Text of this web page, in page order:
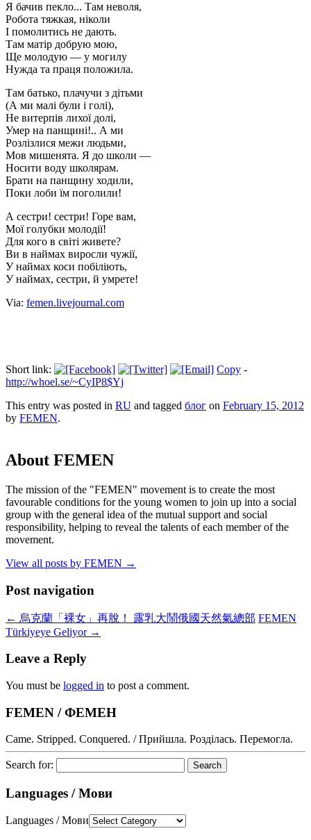
Я бачив пекло... Там неволя,
Робота тяжкая, нiколи
I помолитись не дають.
Там матiр добрую мою,
Ще молодую — у могилу
Нужда та праця положила.
Там батько, плачучи з дiтьми
(А ми малi були i голi),
Не витерпiв лихої долi,
Умер на панщинi!.. А ми
Розлiзлися межи людьми,
Мов мишенята. Я до школи —
Носити воду школярам.
Брати на панщину ходили,
Поки лоби їм поголили!
А сестри! сестри! Горе вам,
Мої голубки молодiї!
Для кого в свiтi живете?
Ви в наймах виросли чужiї,
У наймах коси побiлiють,
У наймах, сестри, й умрете!
Via: femen.livejournal.com
Short link: Copy -
http://whoel.se/~CyIP8$Yj
This entry was posted in RU and tagged блог on February 15, 2012
by FEMEN.
About FEMEN
The mission of the "FEMEN" movement is to create the most
favourable conditions for the young women to join up into a social
group with the general idea of the mutual support and social
responsibility, helping to reveal the talents of each member of the
movement.
View all posts by FEMEN →
Post navigation
← 烏克蘭「裸女」再脫！ 露乳大鬧俄國天然氣總部 FEMEN
Türkiyeye Geliyor →
Leave a Reply
You must be logged in to post a comment.
FEMEN / ФЕМЕН
Came. Stripped. Conquered. / Прийшла. Розділась. Перемогла.
Search for:
Languages / Мови
Languages / Мови